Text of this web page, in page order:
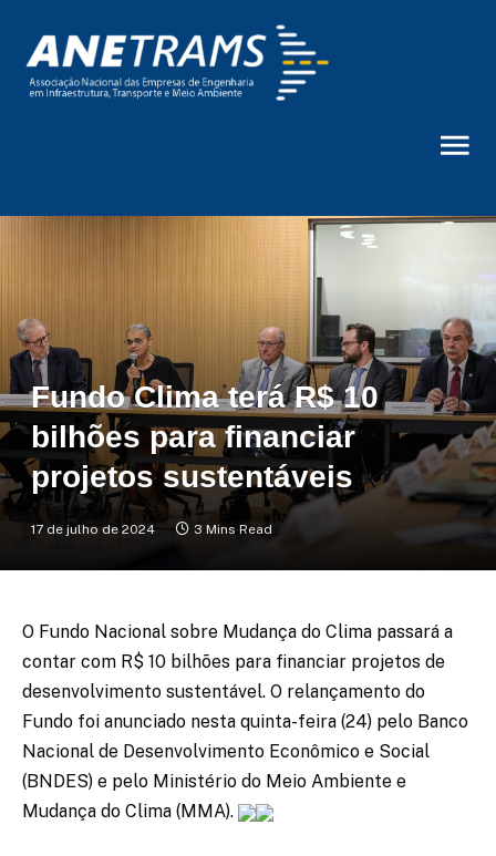
Fundo Clima terá R$ 10
bilhões para financiar
projetos sustentáveis
17 de julho de 2024 3 Mins Read
O Fundo Nacional sobre Mudança do Clima passará a
contar com R$ 10 bilhões para financiar projetos de
desenvolvimento sustentável. O relançamento do
Fundo foi anunciado nesta quinta-feira (24) pelo Banco
Nacional de Desenvolvimento Econômico e Social
(BNDES) e pelo Ministério do Meio Ambiente e
Mudança do Clima (MMA).